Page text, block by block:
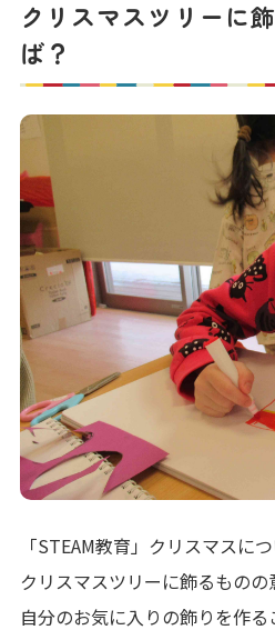
各種書類
お仕事をお探しの方
保育園に関するお問い合わせ
プライバシーポリシー
サイトマップ ニチイ
クリスマスツリーに
ば？
「STEAM教育」クリスマスに
クリスマスツリーに飾るもの
自分のお気に入りの飾りを作る